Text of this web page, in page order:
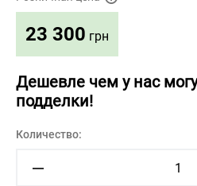
23 300 грн
Дешевле чем у нас
подделки!
Количество: